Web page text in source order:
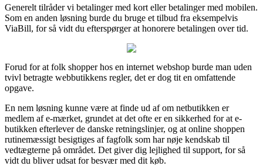
Generelt tilråder vi betalinger med kort eller betalinger med mobilen.
Som en anden løsning burde du bruge et tilbud fra eksempelvis
ViaBill, for så vidt du efterspørger at honorere betalingen over tid.
Forud for at folk shopper hos en internet webshop burde man uden
tvivl betragte webbutikkens regler, det er dog tit en omfattende
opgave.
En nem løsning kunne være at finde ud af om netbutikken er
medlem af e-mærket, grundet at det ofte er en sikkerhed for at e-
butikken efterlever de danske retningslinjer, og at online shoppen
rutinemæssigt besigtiges af fagfolk som har nøje kendskab til
vedtægterne på området. Det giver dig lejlighed til support, for så
vidt du bliver udsat for besvær med dit køb.